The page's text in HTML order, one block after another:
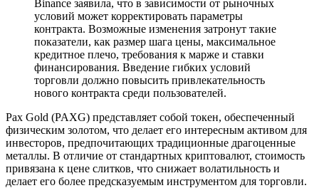
Binance заявила, что в зависимости от рыночных
условий может корректировать параметры
контракта. Возможные изменения затронут такие
показатели, как размер шага цены, максимальное
кредитное плечо, требования к марже и ставки
финансирования. Введение гибких условий
торговли должно повысить привлекательность
нового контракта среди пользователей.
Pax Gold (PAXG) представляет собой токен, обеспеченный
физическим золотом, что делает его интересным активом для
инвесторов, предпочитающих традиционные драгоценные
металлы. В отличие от стандартных криптовалют, стоимость
привязана к цене слитков, что снижает волатильность и
делает его более предсказуемым инструментом для торговли.